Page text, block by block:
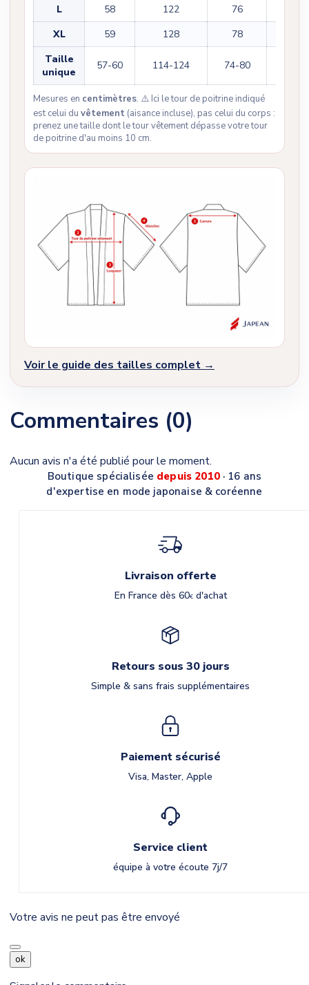
L 58 122 76
XL
59 128 78
Taille
unique
57-60 114-124 74-80
Mesures en centimètres. ⚠️ Ici le tour de poitrine indiqué
est celui du vêtement (aisance incluse), pas celui du corps :
prenez une taille dont le tour vêtement dépasse votre tour
de poitrine d'au moins 10 cm.
Voir le guide des tailles complet →
Commentaires (0)
Aucun avis n'a été publié pour le moment.
Boutique spécialisée depuis 2010· 16 ans
d'expertise en mode japonaise & coréenne
Livraison offerte
En France dès 60€d'achat
Retours sous 30 jours
Simple & sans frais supplémentaires
Paiement sécurisé
Visa, Master, Apple
Service client
équipe à votre écoute 7j/7
Votre avis ne peut pas être envoyé
ok